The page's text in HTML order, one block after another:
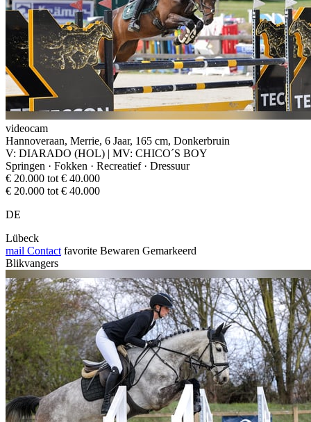
videocam
Hannoveraan, Merrie, 6 Jaar, 165 cm, Donkerbruin
V: DIARADO (HOL) | MV: CHICO´S BOY
Springen · Fokken · Recreatief · Dressuur
€ 20.000 tot € 40.000
€ 20.000 tot € 40.000
DE
Lübeck
mail Contact favorite Bewaren Gemarkeerd
Blikvangers